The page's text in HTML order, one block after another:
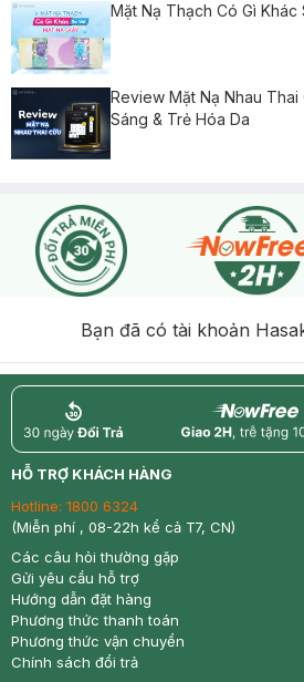
Mặt Nạ Thạch Có Gì Khác
Review Mặt Nạ Nhau Thai
Sáng & Trẻ Hóa Da
Bạn đã có tài khoản
return nowfree
HỖ TRỢ KHÁCH HÀNG
Hotline: 1800 6324
(Miễn phí , 08-22h kể cả T7, CN)
Các câu hỏi thường gặp
Gửi yêu cầu hỗ trợ
Hướng dẫn đặt hàng
Phương thức thanh toán
Phương thức vận chuyển
Chính sách đổi trả